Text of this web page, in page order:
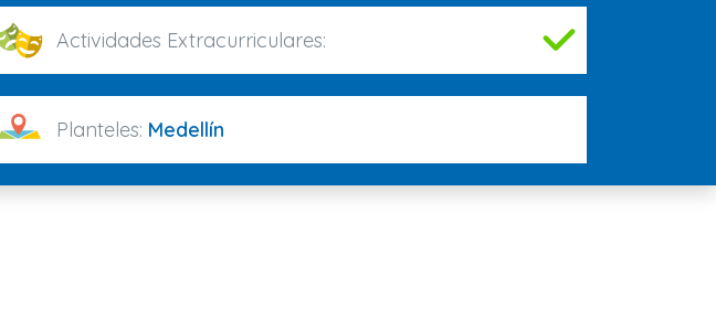
Actividades Extracurriculares:
Planteles: Medellín